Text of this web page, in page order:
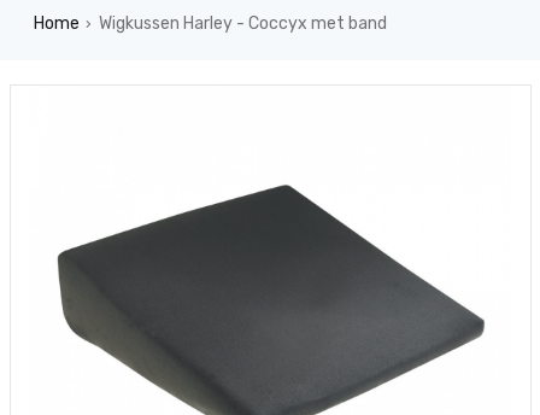
Contact
Home › Wigkussen Harley - Coccyx met band